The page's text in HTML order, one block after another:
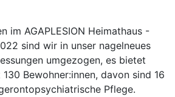
im AGAPLESION Heimathaus -
sind wir in unser nagelneues
umgezogen, es bietet
Bewohner:innen, davon sind 16
Pflege.